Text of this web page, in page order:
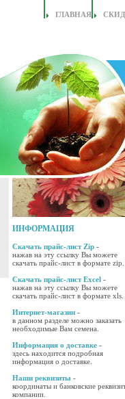
ГЛАВНАЯ
ИНФОРМАЦИЯ
Скачать прайс-лист Zip -
нажав на эту ссылку Вы можете
скачать прайс-лист в формате zip.
Скачать прайс-лист Excel -
нажав на эту ссылку Вы можете
скачать прайс-лист в формате xls.
Интернет-магазин -
в данном разделе можно заказать
необходимые Вам семена.
Информация о доставке -
здесь находится подробная
информация о доставке.
Наши реквизиты -
координаты и банковские
компании.